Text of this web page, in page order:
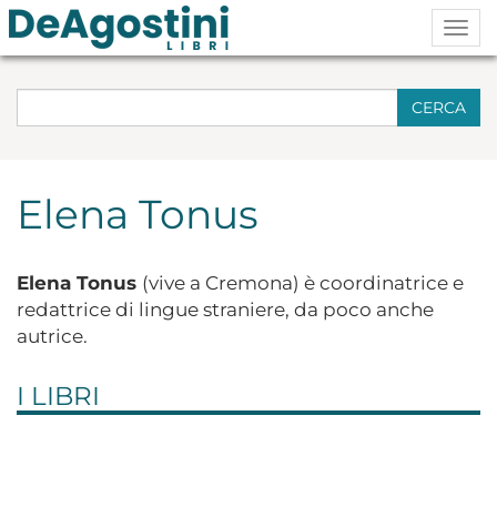
CERCA
Elena Tonus
Elena Tonus (vive a Cremona) è coordinatrice e
redattrice di lingue straniere, da poco anche
autrice.
I LIBRI